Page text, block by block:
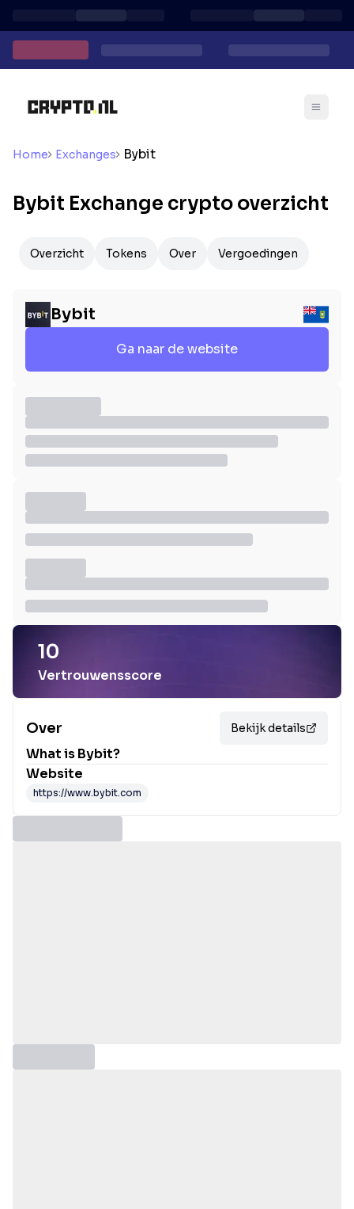
Home Exchanges Bybit
Bybit Exchange crypto overzicht
Overzicht Tokens Over Vergoedingen
Bybit
Ga naar de website
10
Vertrouwensscore
Over Bekijk details
What isBybit?
Website
https://www.bybit.com